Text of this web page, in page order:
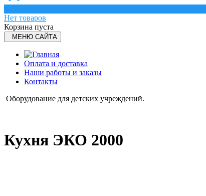
Нет товаров
Корзина пуста
МЕНЮ САЙТА
Оплата и доставка
Наши работы и заказы
Контакты
Оборудование для детских учреждений.
Кухня ЭКО 2000